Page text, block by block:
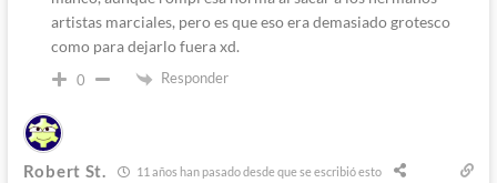
artistas marciales, pero es que eso era demasiado grotesco
como para dejarlo fuera xd.
0 Responder
Robert St. 11 años han pasado desde que se escribió esto